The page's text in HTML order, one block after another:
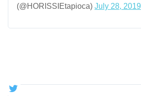
(@HORISSIEtapioca)July 28, 2019